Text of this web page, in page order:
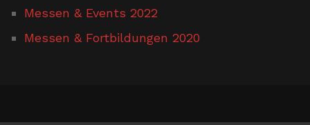
Messen & Events 2022
Messen & Fortbildungen 2020